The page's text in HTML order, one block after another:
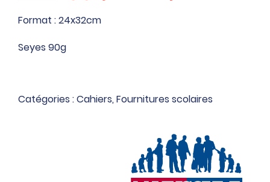
140
pages
Format : 24x32cm
Seyes 90g
Catégories :Cahiers, Fournitures scolaires